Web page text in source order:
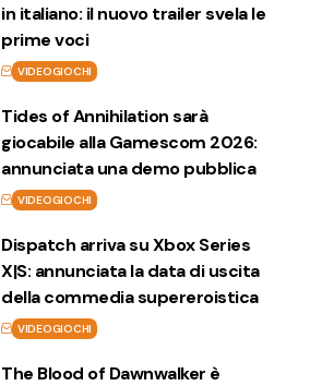
in italiano: il nuovo trailer svela le
prime voci
VIDEOGIOCHI
Tides of Annihilation sarà
giocabile alla Gamescom 2026:
annunciata una demo pubblica
VIDEOGIOCHI
Dispatch arriva su Xbox Series
X|S: annunciata la data di uscita
della commedia supereroistica
VIDEOGIOCHI
The Blood of Dawnwalker è